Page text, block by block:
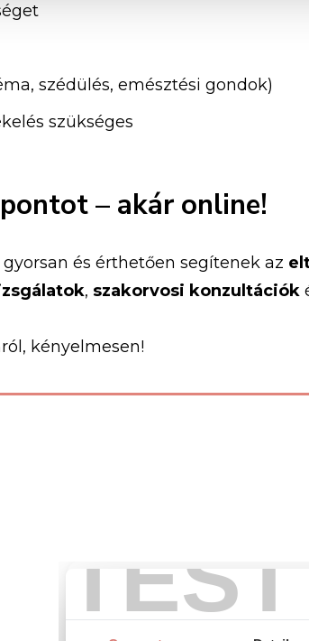
szédülés, emésztési gondok)
szükséges
– akár online!
gyorsan és érthetően segítenek az
, szakorvosi konzultációk
kényelmesen!